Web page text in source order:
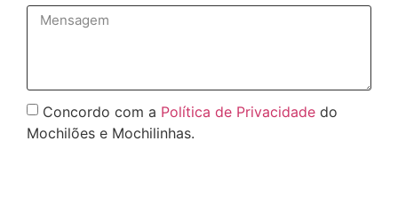
Concordo com a Política de Privacidade do
Mochilões e Mochilinhas.